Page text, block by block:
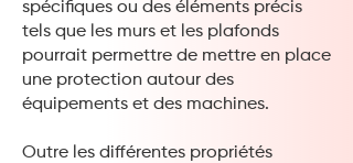
spécifiques ou des éléments précis
tels que les murs et les plafonds
pourrait permettre de mettre en place
une protection autour des
équipements et des machines.
Outre les différentes propriétés